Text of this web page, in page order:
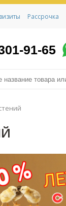
Рассрочка
91-65